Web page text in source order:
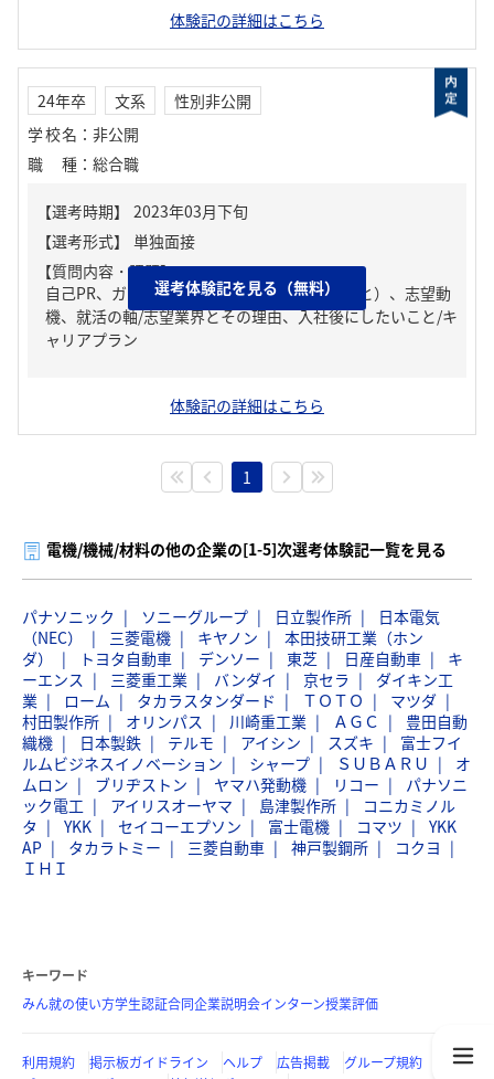
体験記の詳細はこちら
24年卒 文系
性別非公開
学校名 ： 非公開
職種 ： 総合職
【質問内容・課題】
自己PR、ガクチカ（学生時代に力を入れたこと）、志望動
機、就活の軸/志望業界とその理由、入社後にしたいこと/キ
ャリアプラン
選考体験記を見る（無料）
体験記の詳細はこちら
1
電機/機械/材料の他の企業の[1-5]次選考体験記一覧を見る
パナソニック ソニーグループ 日立製作所
日本電気
（NEC）
三菱電機 キヤノン
本田技研工業（ホン
ダ）
トヨタ自動車 デンソー 東芝 日産自動車
キ
ーエンス
三菱重工業 バンダイ 京セラ
ダイキン工
業
ローム タカラスタンダード ＴＯＴＯ
マツダ
村田製作所
オリンパス 川崎重工業 ＡＧＣ
豊田自動
織機
日本製鉄 テルモ アイシン スズキ
富士フイ
ルムビジネスイノベーション
シャープ ＳＵＢＡＲＵ
オ
ムロン
ブリヂストン ヤマハ発動機 リコー
パナソニ
ック電工
アイリスオーヤマ 島津製作所
コニカミノル
タ
YKK セイコーエプソン 富士電機 コマツ
YKK
AP
タカラトミー 三菱自動車 神戸製鋼所
コクヨ
ＩＨＩ
キーワード
みん就の使い方学生認証合同企業説明会インターン授業評価
利用規約 掲示板ガイドライン ヘルプ 広告掲載
グループ規約